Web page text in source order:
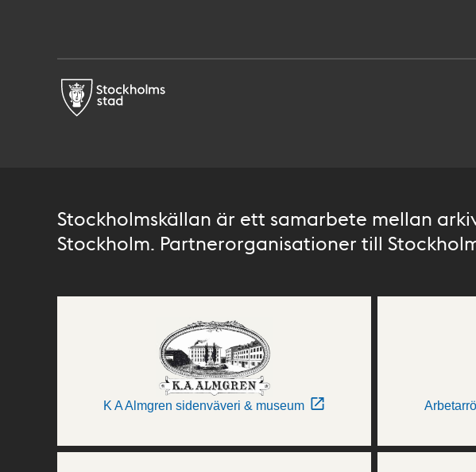
Stockholmskällan är ett samarbete mellan
Stockholm. Partnerorganisationer till
K A Almgren sidenväveri & museum